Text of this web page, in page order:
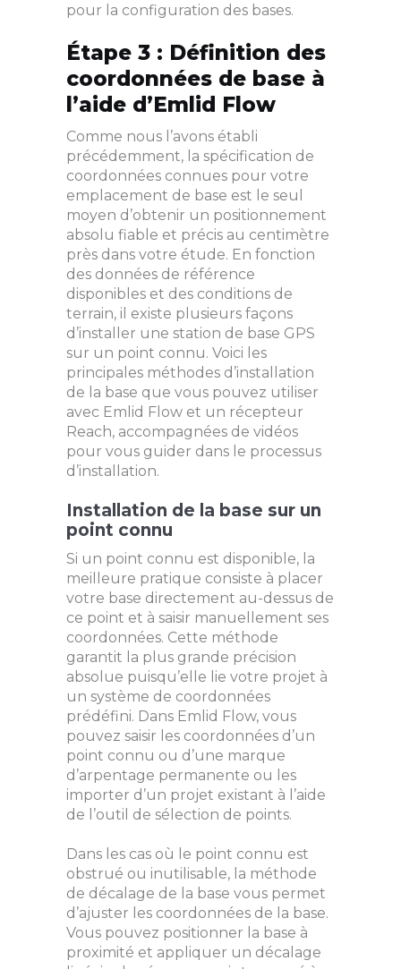
pour la configuration des bases.
Étape 3 : Définition des
coordonnées de base à
l’aide d’Emlid Flow
Comme nous l’avons établi
précédemment, la spécification de
coordonnées connues pour votre
emplacement de base est le seul
moyen d’obtenir un positionnement
absolu fiable et précis au centimètre
près dans votre étude. En fonction
des données de référence
disponibles et des conditions de
terrain, il existe plusieurs façons
d’installer une station de base GPS
sur un point connu. Voici les
principales méthodes d’installation
de la base que vous pouvez utiliser
avec Emlid Flow et un récepteur
Reach, accompagnées de vidéos
pour vous guider dans le processus
d’installation.
Installation de la base sur un
point connu
Si un point connu est disponible, la
meilleure pratique consiste à placer
votre base directement au-dessus de
ce point et à saisir manuellement ses
coordonnées. Cette méthode
garantit la plus grande précision
absolue puisqu’elle lie votre projet à
un système de coordonnées
prédéfini. Dans Emlid Flow, vous
pouvez saisir les coordonnées d’un
point connu ou d’une marque
d’arpentage permanente ou les
importer d’un projet existant à l’aide
de l’outil de sélection de points.
Dans les cas où le point connu est
obstrué ou inutilisable, la méthode
de décalage de la base vous permet
d’ajuster les coordonnées de la base.
Vous pouvez positionner la base à
proximité et appliquer un décalage